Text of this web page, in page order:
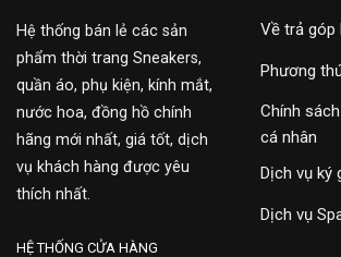
Hệ thống bán lẻ các sản
phẩm thời trang Sneakers,
quần áo, phụ kiện, kính mắt,
nước hoa, đồng hồ chính
hãng mới nhất, giá tốt, dịch
vụ khách hàng được yêu
thích nhất.
Về trả góp
Phương
Chính
cá nhân
Dịch vụ ký
Dịch vụ
HỆ THỐNG CỬA HÀNG